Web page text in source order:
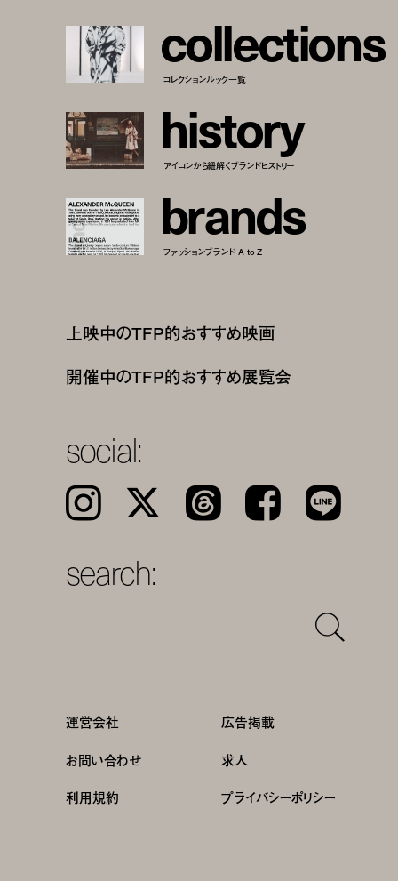
collections
コレクションルック一覧
history
アイコンから紐解くブランドヒストリー
brands
ファッションブランド A to Z
上映中のTFP的おすすめ映画
開催中のTFP的おすすめ展覧会
social:
Instagram 𝕏 Threads Facebook LINE
search:
運営会社
広告掲載
お問い合わせ
求人
利用規約
プライバシーポリシー